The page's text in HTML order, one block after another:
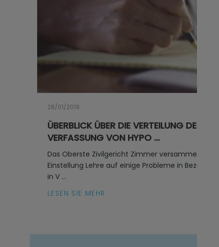
28/01/2019
ÜBERBLICK ÜBER DIE VERTEILUNG DER
VERFASSUNG VON HYPO ...
Das Oberste Zivilgericht Zimmer versammelt im
Einstellung Lehre auf einige Probleme in Bezug
in V ...
LESEN SIE MEHR